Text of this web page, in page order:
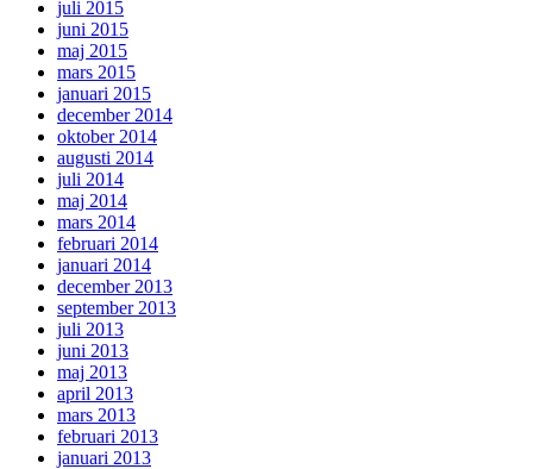
juli 2015
juni 2015
maj 2015
mars 2015
januari 2015
december 2014
oktober 2014
augusti 2014
juli 2014
maj 2014
mars 2014
februari 2014
januari 2014
december 2013
september 2013
juli 2013
juni 2013
maj 2013
april 2013
mars 2013
februari 2013
januari 2013